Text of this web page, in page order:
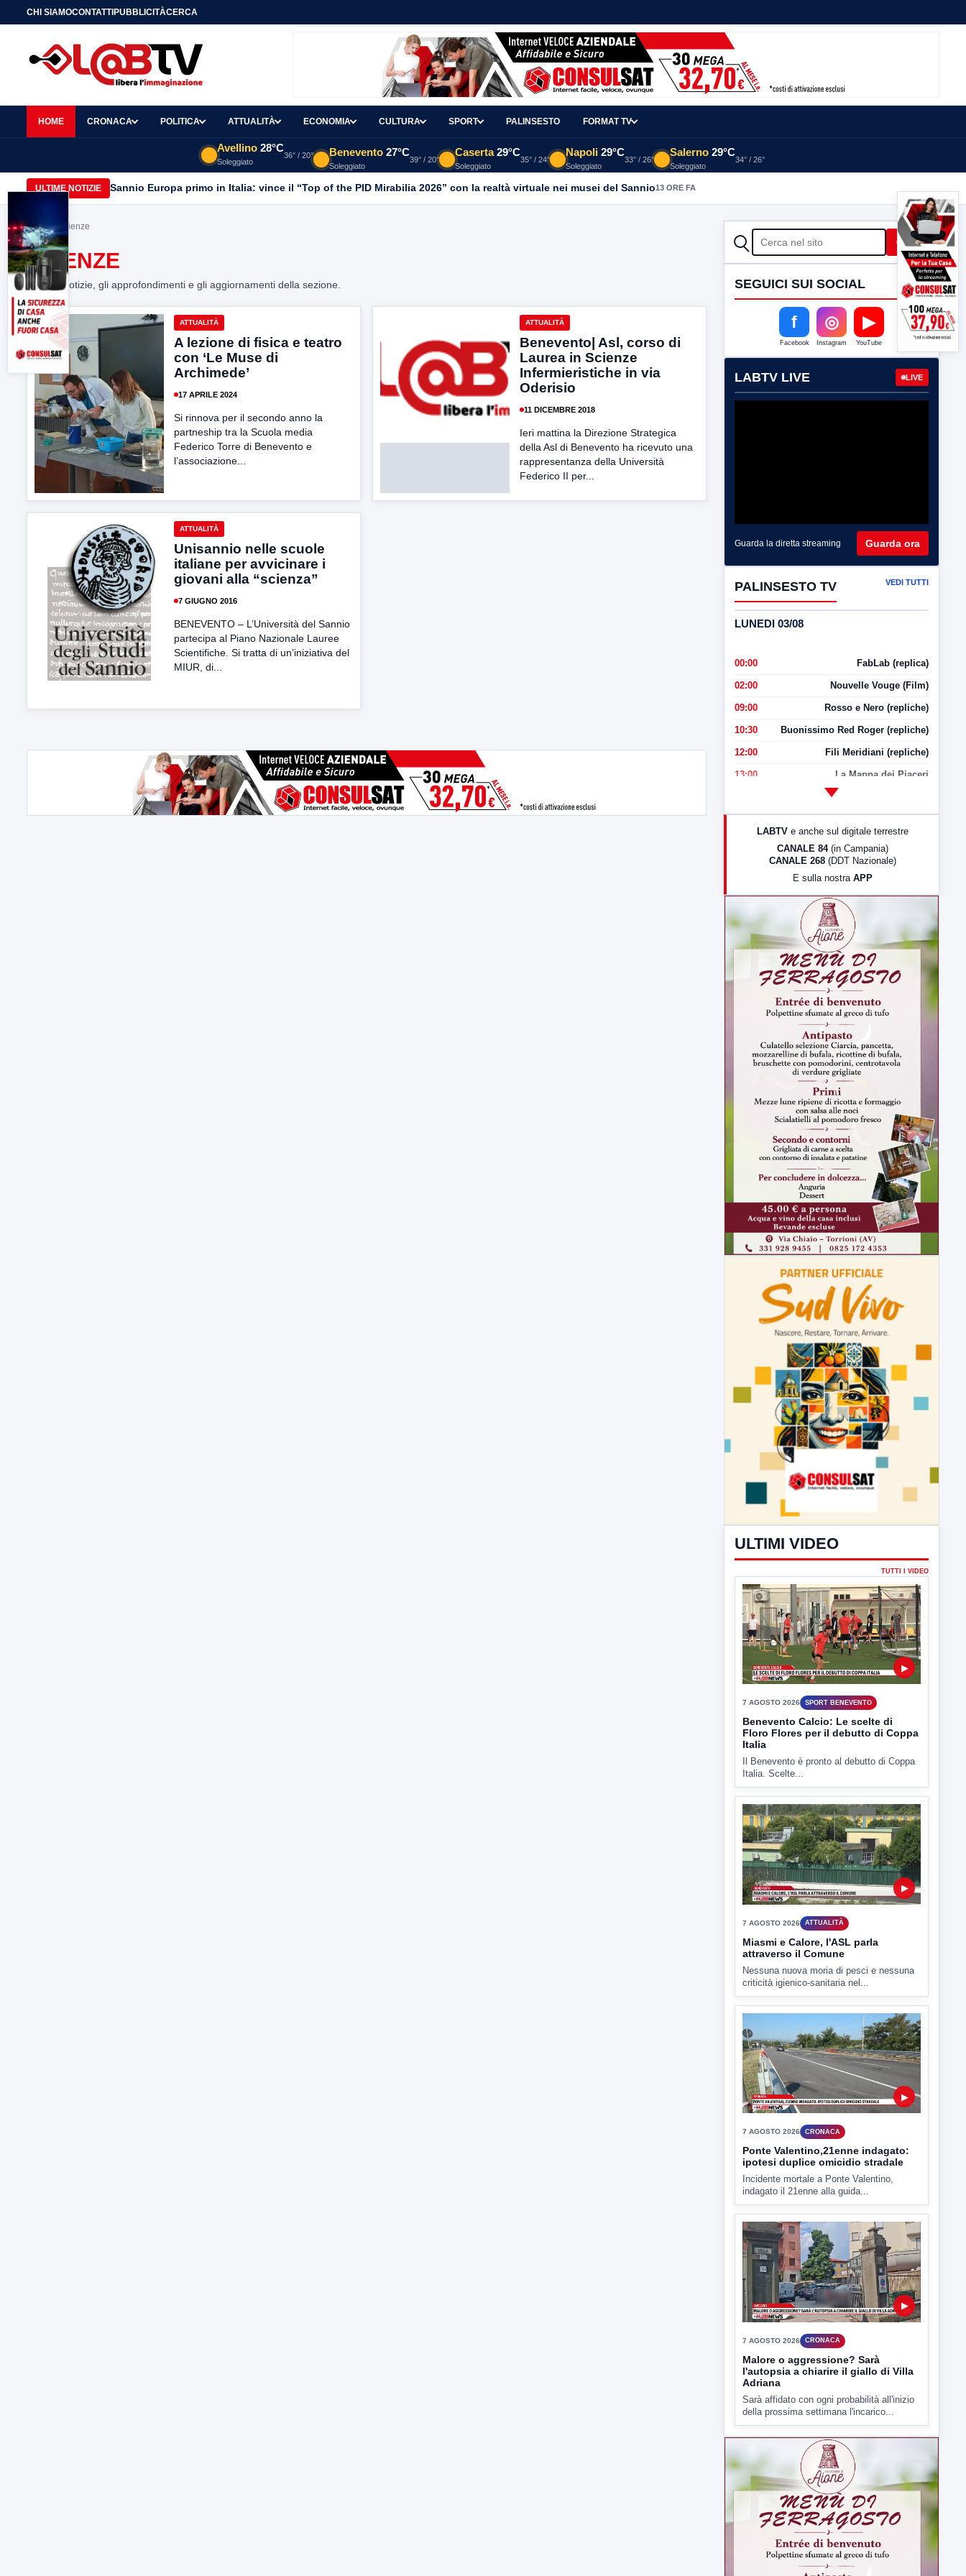
CHI SIAMOCONTATTIPUBBLICITÀCERCA
HOME CRONACA POLITICA ATTUALITÀ ECONOMIA CULTURA SPORT PALINSESTO FORMAT TV
Avellino 28°C
Soleggiato
36° / 20° Benevento 27°C
Soleggiato
39° / 20°
Caserta 29°C
Soleggiato
35° / 24°
Napoli 29°C
Soleggiato
33° / 26°
Salerno 29°C
Soleggiato
34° / 26°
ULTIME NOTIZIE Sannio Europa primo in Italia: vince il “Top of the PID Mirabilia 2026” con la realtà virtuale nei musei del Sannio13 ORE FA
Home> scienze
SCIENZE
Tutte le notizie, gli approfondimenti e gli aggiornamenti della sezione.
ATTUALITÀ
A lezione di fisica e teatro
con ‘Le Muse di
Archimede’
17 APRILE 2024
Si rinnova per il secondo anno la
partneship tra la Scuola media
Federico Torre di Benevento e
l’associazione...
ATTUALITÀ
Benevento| Asl, corso di
Laurea in Scienze
Infermieristiche in via
Oderisio
11 DICEMBRE 2018
Ieri mattina la Direzione Strategica
della Asl di Benevento ha ricevuto una
rappresentanza della Università
Federico II per...
ATTUALITÀ
Unisannio nelle scuole
italiane per avvicinare i
giovani alla “scienza”
7 GIUGNO 2016
BENEVENTO – L’Università del Sannio
partecipa al Piano Nazionale Lauree
Scientifiche. Si tratta di un’iniziativa del
MIUR, di...
CERCA Cerca
SEGUICI SUI SOCIAL
f
Facebook
◎
Instagram
▶
YouTube
LABTV LIVE LIVE
Guarda la diretta streaming Guarda ora
PALINSESTO TV VEDI TUTTI
LUNEDI 03/08
00:00 FabLab (replica)
02:00 Nouvelle Vouge (Film)
09:00 Rosso e Nero (repliche)
10:30 Buonissimo Red Roger (repliche)
12:00 Fili Meridiani (repliche)
13:00 La Mappa dei Piaceri
LabNews (Diretta)
LabNews (replica)
LABTV e anche sul digitale terrestre
CANALE 84 (in Campania)
CANALE 268 (DDT Nazionale)
E sulla nostra APP
ULTIMI VIDEO
TUTTI I VIDEO
▶
7 AGOSTO 2026 SPORT BENEVENTO
Benevento Calcio: Le scelte di
Floro Flores per il debutto di Coppa
Italia
Il Benevento è pronto al debutto di Coppa
Italia. Scelte...
7 AGOSTO 2026
Miasmi e Calore, l'ASL parla
attraverso il Comune
Nessuna nuova moria di pesci e nessuna
criticità igienico-sanitaria nel...
7 AGOSTO 2026 CRONACA
Ponte Valentino,21enne indagato:
ipotesi duplice omicidio stradale
Incidente mortale a Ponte Valentino,
indagato il 21enne alla guida...
▶
7 AGOSTO 2026 CRONACA
Malore o aggressione? Sarà
l'autopsia a chiarire il giallo di Villa
Adriana
Sarà affidato con ogni probabilità all'inizio
della prossima settimana l'incarico...